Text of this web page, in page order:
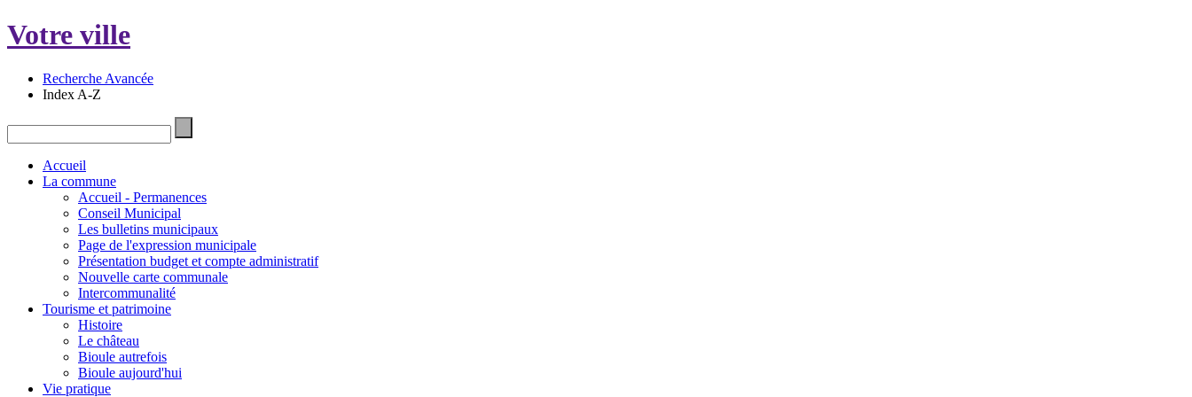
Votre ville
Recherche Avancée
Index A-Z
Accueil
La commune
Accueil - Permanences
Conseil Municipal
Les bulletins municipaux
Page de l'expression municipale
Présentation budget et compte administratif
Nouvelle carte communale
Intercommunalité
Tourisme et patrimoine
Histoire
Le château
Bioule autrefois
Bioule aujourd'hui
Vie pratique